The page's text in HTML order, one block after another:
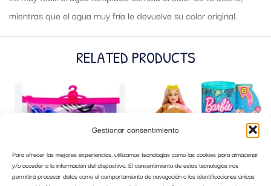
Gestionar consentimiento
Para ofrecer las mejores experiencias, utilizamos tecnologías como las cookies para almacenar
y/o acceder a la información del dispositivo. El consentimiento de estas tecnologías nos
permitirá procesar datos como el comportamiento de navegación o las identificaciones únicas
mientras que el agua muy fría le devuelve su color original.
RELATED PRODUCTS